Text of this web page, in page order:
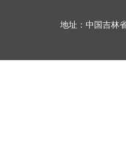
地址：中国吉林